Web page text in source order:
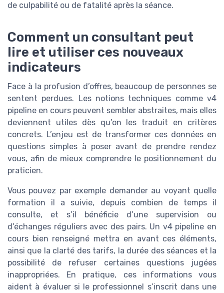
de culpabilité ou de fatalité après la séance.
Comment un consultant peut
lire et utiliser ces nouveaux
indicateurs
Face à la profusion d’offres, beaucoup de personnes se
sentent perdues. Les notions techniques comme v4
pipeline en cours peuvent sembler abstraites, mais elles
deviennent utiles dès qu’on les traduit en critères
concrets. L’enjeu est de transformer ces données en
questions simples à poser avant de prendre rendez
vous, afin de mieux comprendre le positionnement du
praticien.
Vous pouvez par exemple demander au voyant quelle
formation il a suivie, depuis combien de temps il
consulte, et s’il bénéficie d’une supervision ou
d’échanges réguliers avec des pairs. Un v4 pipeline en
cours bien renseigné mettra en avant ces éléments,
ainsi que la clarté des tarifs, la durée des séances et la
possibilité de refuser certaines questions jugées
inappropriées. En pratique, ces informations vous
aident à évaluer si le professionnel s’inscrit dans une